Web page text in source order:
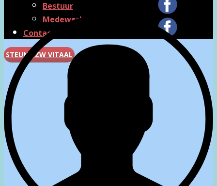
Bestuur
Medewerkers
Contact
STEUN VZW VITAAL